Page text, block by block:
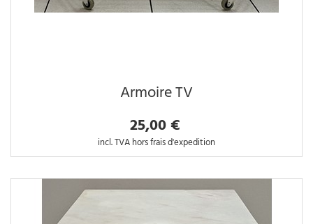
Armoire TV
25,00 €
incl. TVA hors frais d'expedition